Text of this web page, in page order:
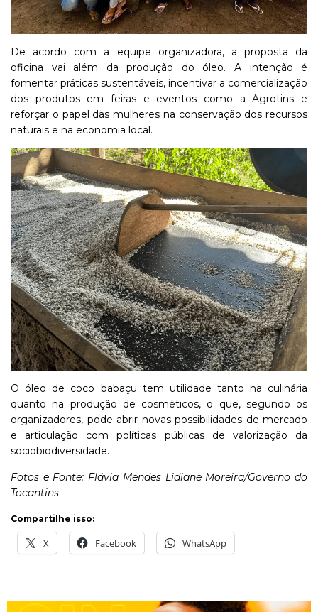
De acordo com a equipe organizadora, a proposta da
oficina vai além daprodução do óleo. A intenção é
fomentar práticas sustentáveis, incentivar a comercialização
dos produtos emfeiras e eventos como aAgrotins e
reforçar o papel das mulheres na conservação dos recursos
naturais e na economia local.
O óleo de coco babaçu tem utilidade tanto na culinária
quantona produção de cosméticos, o que, segundo os
organizadores, pode abrir novas possibilidades de mercado
e articulação compolíticas públicas de valorização da
sociobiodiversidade.
Fotos e Fonte: Flávia Mendes Lidiane Moreira/Governo do
Tocantins
Compartilhe isso:
X Facebook WhatsApp